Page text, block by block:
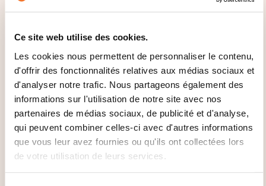
Ce site web utilise des cookies.
Les cookies nous permettent de personnaliser le contenu,
d'offrir des fonctionnalités relatives aux médias sociaux et
d'analyser notre trafic. Nous partageons également des
informations sur l'utilisation de notre site avec nos
partenaires de médias sociaux, de publicité et d'analyse,
qui peuvent combiner celles-ci avec d'autres informations
que vous leur avez fournies ou qu'ils ont collectées lors
de votre utilisation de leurs services.
Voir toutes les formations
Ces autres formations pourrait aussi vous
intéresser:
Cariste Chouleur chargeur